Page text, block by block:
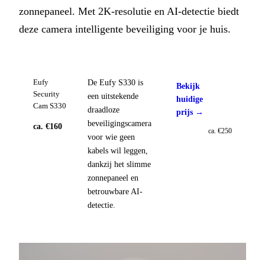
zonnepaneel. Met 2K-resolutie en AI-detectie biedt
deze camera intelligente beveiliging voor je huis.
Eufy
Security
Cam S330
ca. €160
De Eufy S330 is
een uitstekende
draadloze
beveiligingscamera
voor wie geen
kabels wil leggen,
dankzij het slimme
zonnepaneel en
betrouwbare AI-
detectie.
Bekijk
huidige
prijs →
ca. €250